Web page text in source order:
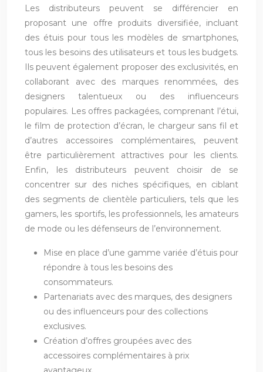
Les distributeurs peuvent se différencier en
proposant une offre produits diversifiée, incluant
des étuis pour tous les modèles de smartphones,
tous les besoins des utilisateurs et tous les budgets.
Ils peuvent également proposer des exclusivités, en
collaborant avec des marques renommées, des
designers talentueux ou des influenceurs
populaires. Les offres packagées, comprenant l’étui,
le film de protection d’écran, le chargeur sans fil et
d’autres accessoires complémentaires, peuvent
être particulièrement attractives pour les clients.
Enfin, les distributeurs peuvent choisir de se
concentrer sur des niches spécifiques, en ciblant
des segments de clientèle particuliers, tels que les
gamers, les sportifs, les professionnels, les amateurs
de mode ou les défenseurs de l’environnement.
Mise en place d’une gamme variée d’étuis pour
répondre à tous les besoins des
consommateurs.
Partenariats avec des marques, des designers
ou des influenceurs pour des collections
exclusives.
Création d’offres groupées avec des
accessoires complémentaires à prix